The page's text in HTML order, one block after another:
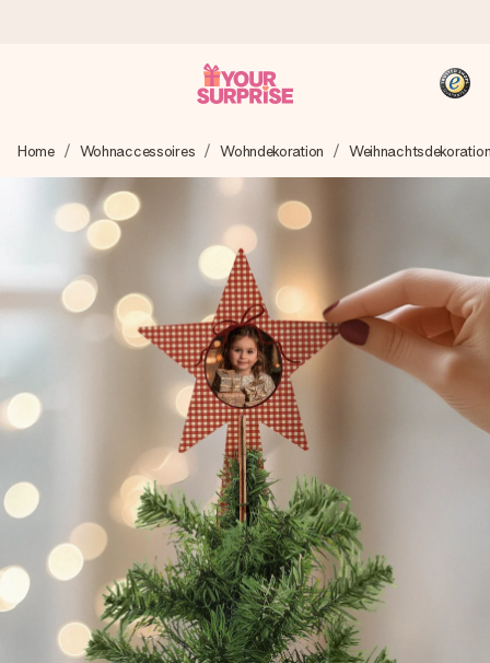
Wir bereiten dein Geschenk sorgfältig vor und schicken es
blitzschnell – damit du es genau zum richtigen Zeitpunkt
überreichen kannst, wenn es am meisten zählt.
4,8 (basierend auf +15.000 Bewertungen)
Unsere Geschenke begeistern. Kunden bewerten uns mit
4,8 bei Google Reviews (Gesamtergebnis aller Länder, in
die wir versenden).
+49 39292 929695
Montag - Freitag : 8:30 - 17:00 Uhr
Samstag - Sonntag : 8:30 - 13:00 Uhr
Home Wohnaccessoires Wohndekoration